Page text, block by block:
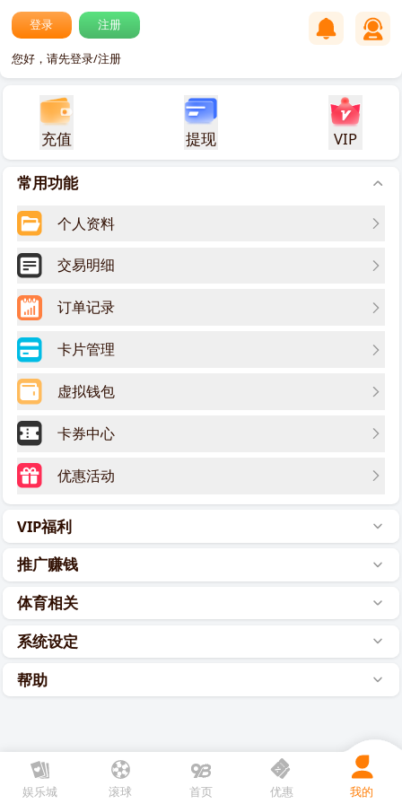
登录 注册
您好，请先登录/注册
充值 提现 VIP
常用功能
个人资料
交易明细
VIP福利
推广赚钱
体育相关
系统设定
帮助
娱乐城 滚球 优惠 我的